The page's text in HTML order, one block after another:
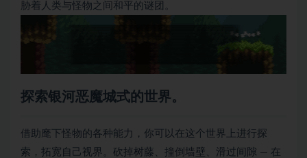
胁着人类与怪物之间和平的谜团。
探索银河恶魔城式的世界。
借助麾下怪物的各种能力，你可以在这个世界上进行探
索，拓宽自己视界。砍掉树藤、撞倒墙壁、滑过间隙 — 在